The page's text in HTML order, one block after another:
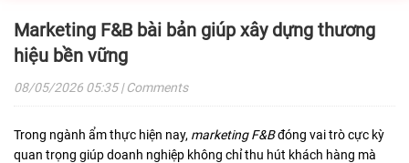
Marketing F&B bài bản giúp xây dựng thương
hiệu bền vững
08/05/2026 05:35| Comments
Trong ngành ẩm thực hiện nay, marketing F&Bđóng vai trò cực kỳ
quan trọng giúp doanh nghiệp không chỉ thu hút khách hàng mà